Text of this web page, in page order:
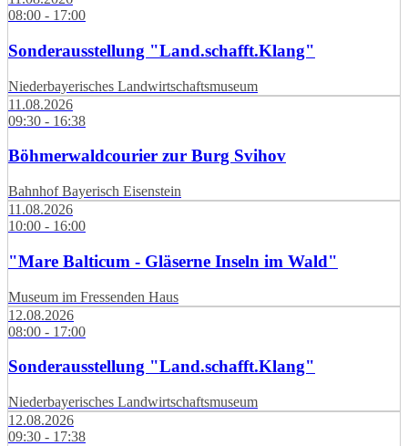
08:00 - 17:00
Sonderausstellung "Land.schafft.Klang"
Niederbayerisches Landwirtschaftsmuseum
11.08.2026
09:30 - 16:38
Böhmerwaldcourier zur Burg Svihov
Bahnhof Bayerisch Eisenstein
11.08.2026
10:00 - 16:00
"Mare Balticum - Gläserne Inseln im Wald"
Museum im Fressenden Haus
12.08.2026
08:00 - 17:00
Sonderausstellung "Land.schafft.Klang"
Niederbayerisches Landwirtschaftsmuseum
12.08.2026
09:30 - 17:38